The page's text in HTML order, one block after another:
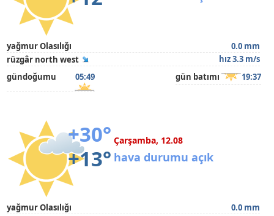
yağmur Olasılığı
0.0 mm
rüzgâr north west
hız 3.3 m/s
gündoğumu
05:49 gün batımı 19:37
+30°
+13°
Çarşamba, 12.08
hava durumu açık
yağmur Olasılığı
0.0 mm